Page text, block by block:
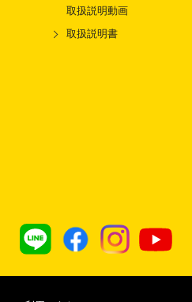
取扱説明動画
取扱説明書